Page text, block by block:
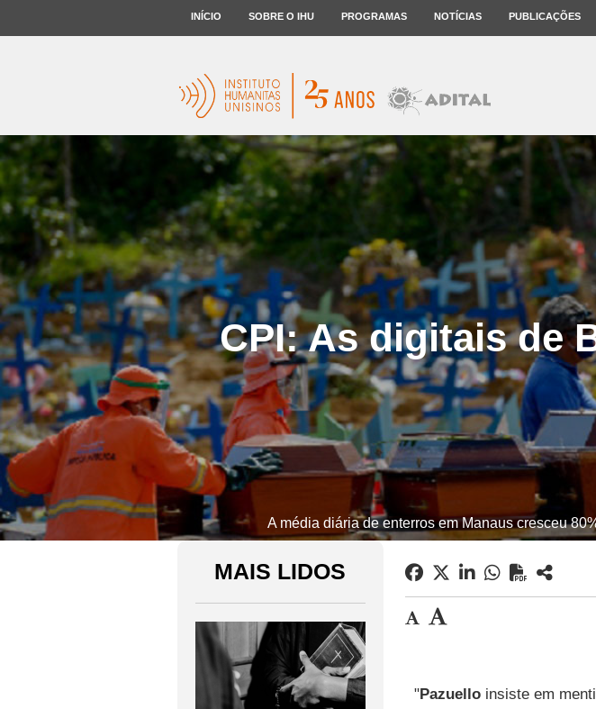
INÍCIO SOBRE O IHU PROGRAMAS NOTÍCIAS PUBLICAÇÕES
CPI: As digitais de
A média diária de enterros em Manaus cresceu
MAIS LIDOS
"Pazuelloinsiste em